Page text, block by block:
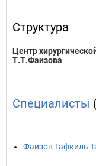
Структура
Центр
Т.Т.Фаизова
Специалисты
Фаизов Тафкиль